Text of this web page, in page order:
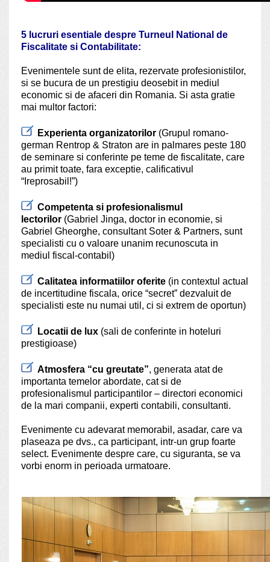
5 lucruri esentiale despre Turneul National de
Fiscalitate si Contabilitate:
Evenimentele sunt de elita, rezervate profesionistilor,
si se bucura de un prestigiu deosebit in mediul
economic si de afaceri din Romania. Si asta gratie
mai multor factori:
Experienta organizatorilor (Grupul romano-
german Rentrop & Straton are in palmares peste 180
de seminare si conferinte pe teme de fiscalitate, care
au primit toate, fara exceptie, calificativul
“Ireprosabil!”)
Competenta si profesionalismul
lectorilor (Gabriel Jinga, doctor in economie, si
Gabriel Gheorghe, consultant Soter & Partners, sunt
specialisti cu o valoare unanim recunoscuta in
mediul fiscal-contabil)
Calitatea informatiilor oferite (in contextul actual
de incertitudine fiscala, orice “secret” dezvaluit de
specialisti este nu numai util, ci si extrem de oportun)
Locatii de lux (sali de conferinte in hoteluri
prestigioase)
Atmosfera “cu greutate”, generata atat de
importanta temelor abordate, cat si de
profesionalismul participantilor – directori economici
de la mari companii, experti contabili, consultanti.
Evenimente cu adevarat memorabil, asadar, care va
plaseaza pe dvs., ca participant, intr-un grup foarte
select. Evenimente despre care, cu siguranta, se va
vorbi enorm in perioada urmatoare.